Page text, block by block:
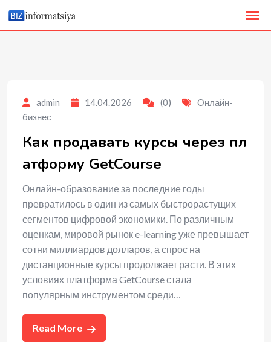
content
admin 14.04.2026 (0)
Онлайн-
бизнес
Как продавать курсы через пл
атформу GetCourse
Онлайн-образование за последние годы
превратилось в один из самых быстрорастущих
сегментов цифровой экономики. По различным
оценкам, мировой рынок e-learning уже превышает
сотни миллиардов долларов, а спрос на
дистанционные курсы продолжает расти. В этих
условиях платформа GetCourse стала
популярным инструментом среди…
Read More